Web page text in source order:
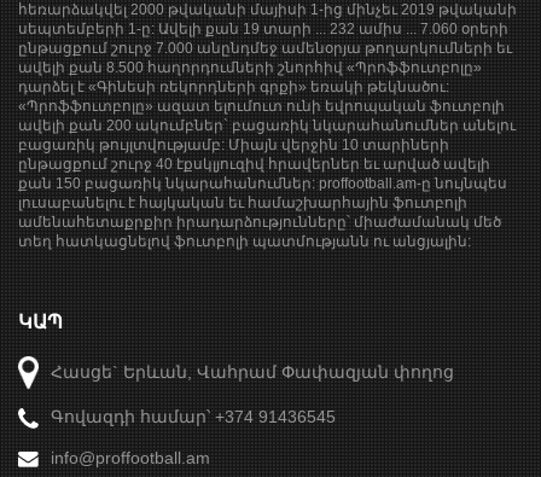
հեռարձակվել 2000 թվականի մայիսի 1-ից մինչեւ 2019 թվականի
սեպտեմբերի 1-ը: Ավելի քան 19 տարի ... 232 ամիս ... 7.060 օրերի
ընթացքում շուրջ 7.000 անընդմեջ ամենօրյա թողարկումների եւ
ավելի քան 8.500 հաղորդումների շնորհիվ «Պրոֆֆուտբոլը»
դարձել է «Գինեսի ռեկորդների գրքի» եռակի թեկնածու:
«Պրոֆֆուտբոլը» ազատ ելումուտ ունի եվրոպական ֆուտբոլի
ավելի քան 200 ակումբներ` բացառիկ նկարահանումներ անելու
բացառիկ թույլտվությամբ: Միայն վերջին 10 տարիների
ընթացքում շուրջ 40 էքսկլյուզիվ հրավերներ եւ արված ավելի
քան 150 բացառիկ նկարահանումներ: proffootball.am-ը նույնպես
լուսաբանելու է հայկական եւ համաշխարհային ֆուտբոլի
ամենահետաքրքիր իրադարձությունները՝ միաժամանակ մեծ
տեղ հատկացնելով ֆուտբոլի պատմությանն ու անցյալին:
ԿԱՊ
Հասցե` Երևան, Վահրամ Փափազյան փողոց
Գովազդի համար՝ +374 91436545
info@proffootball.am